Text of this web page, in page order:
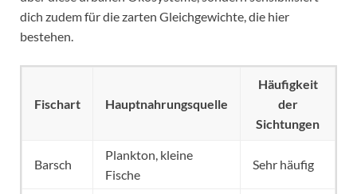
dich zudem für die zarten Gleichgewichte, die hier
bestehen.
Fischart Hauptnahrungsquelle
Häufigkeit
der
Sichtungen
Barsch
Plankton, kleine
Fische
Sehr häufig